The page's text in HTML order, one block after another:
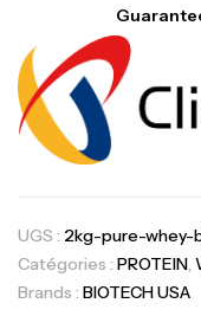
UGS : 2kg-pure-whey-
Catégories : PROTEIN,
Brands : BIOTECH USA